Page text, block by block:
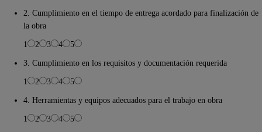
2. Cumplimiento en el tiempo de entrega acordado para finalización de
la obra
1
2 3 4
5
3. Cumplimiento en los requisitos y documentación requerida
1
2 3 4
5
4. Herramientas y equipos adecuados para el trabajo en obra
1
2 3 4
5